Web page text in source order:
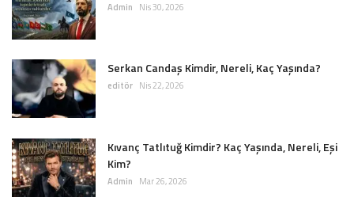
Admin Nis 30, 2026
Serkan Candaş Kimdir, Nereli, Kaç Yaşında?
editör Nis 22, 2026
Kıvanç Tatlıtuğ Kimdir? Kaç Yaşında, Nereli, Eşi
Kim?
Admin Mar 26, 2026